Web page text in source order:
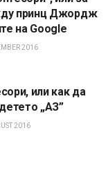
принц Джордж
на Google
2016
или как да
„АЗ”
2016